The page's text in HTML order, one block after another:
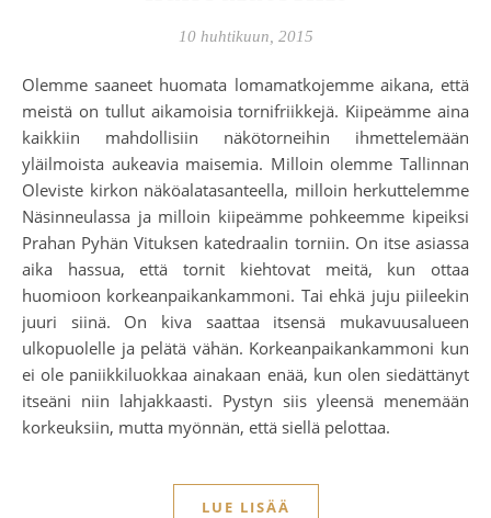
10 huhtikuun, 2015
Olemme saaneet huomata lomamatkojemme aikana, että
meistä on tullut aikamoisia tornifriikkejä. Kiipeämme aina
kaikkiin mahdollisiin näkötorneihin ihmettelemään
yläilmoista aukeavia maisemia. Milloin olemme Tallinnan
Oleviste kirkon näköalatasanteella, milloin herkuttelemme
Näsinneulassa ja milloin kiipeämme pohkeemme kipeiksi
Prahan Pyhän Vituksen katedraalin torniin. On itse asiassa
aika hassua, että tornit kiehtovat meitä, kun ottaa
huomioon korkeanpaikankammoni. Tai ehkä juju piileekin
juuri siinä. On kiva saattaa itsensä mukavuusalueen
ulkopuolelle ja pelätä vähän. Korkeanpaikankammoni kun
ei ole paniikkiluokkaa ainakaan enää, kun olen siedättänyt
itseäni niin lahjakkaasti. Pystyn siis yleensä menemään
korkeuksiin, mutta myönnän, että siellä pelottaa.
LUE LISÄÄ